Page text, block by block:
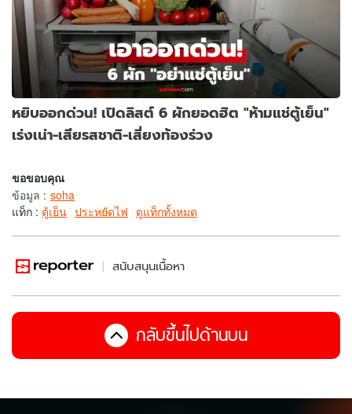
หยิบออกด่วน! เปิดลิสต์ 6 ผักยอดฮิต "ห้ามแช่ตู้เย็น"
เร่งเน่า-เสียรสชาติ-เสี่ยงท้องร่วง
ขอขอบคุณ
ข้อมูล : soha
แท็ก : ตู้เย็น ประหยัดไฟ ดูแท็กทั้งหมด
สนับสนุนเนื้อหา
กลับขึ้นไปด้านบน